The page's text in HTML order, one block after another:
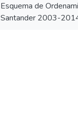
Esquema de
Santander 2003-